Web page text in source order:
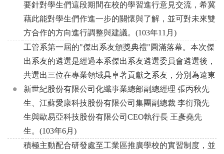
要針對學生們這段期間在校的學習進行意見交流，希冀
藉此能對學生們作進一步的關懷與了解，並可對未來雙
方合作的方向進行調整與建議。(103年11月)
工管系第一屆的"傑出系友頒獎典禮"圓滿落幕。本次傑
出系友的遴選是經過本系傑出系友遴選委員會遴選後，
共選出三位在專業領域具卓著貢獻之系友，分別為遠東
新世紀股份有限公司化纖事業總部副總經理 張丙秋先
生、江蘇愛康科技股份有限公司集團副總裁 李衍飛先
生與歐易亞科技股份有限公司CEO執行長 王彥堯先
生。(103年6月)
積極主動配合研發處至工業區推廣學校的實習制度，並